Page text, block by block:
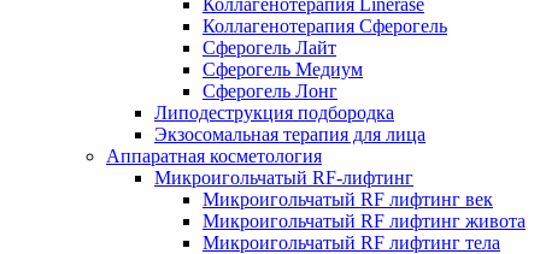
Коллагенотерапия Linerase
Коллагенотерапия Сферогель
Сферогель Лайт
Сферогель Медиум
Сферогель Лонг
Липодеструкция подбородка
Экзосомальная терапия для лица
Аппаратная косметология
Микроигольчатый RF-лифтинг
Микроигольчатый RF лифтинг век
Микроигольчатый RF лифтинг живота
Микроигольчатый RF лифтинг тела